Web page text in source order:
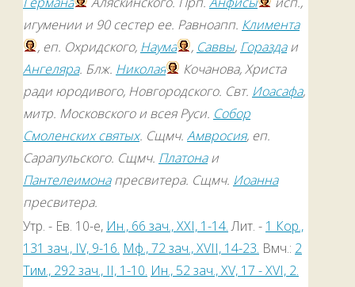
игумении и 90 сестер ее. Равноапп. Климента
, еп. Охридского, Наума , Саввы, Гораздаи
Ангеляра. Блж. Николая
Кочанова, Христа
ради юродивого, Новгородского. Свт. Иоасафа,
митр. Московского и всея Руси. Собор
Смоленских святых. Сщмч. Амвросия, еп.
Сарапульского. Сщмч. Платонаи
Пантелеимонапресвитера. Сщмч. Иоанна
пресвитера.
Утр. - Ев. 10-е, Ин., 66 зач., XXI, 1-14.Лит. - 1 Кор.,
131 зач., IV, 9-16. Мф., 72 зач., XVII, 14-23. Вмч.: 2
Тим., 292 зач., II, 1-10. Ин., 52 зач., XV, 17 - XVI, 2.